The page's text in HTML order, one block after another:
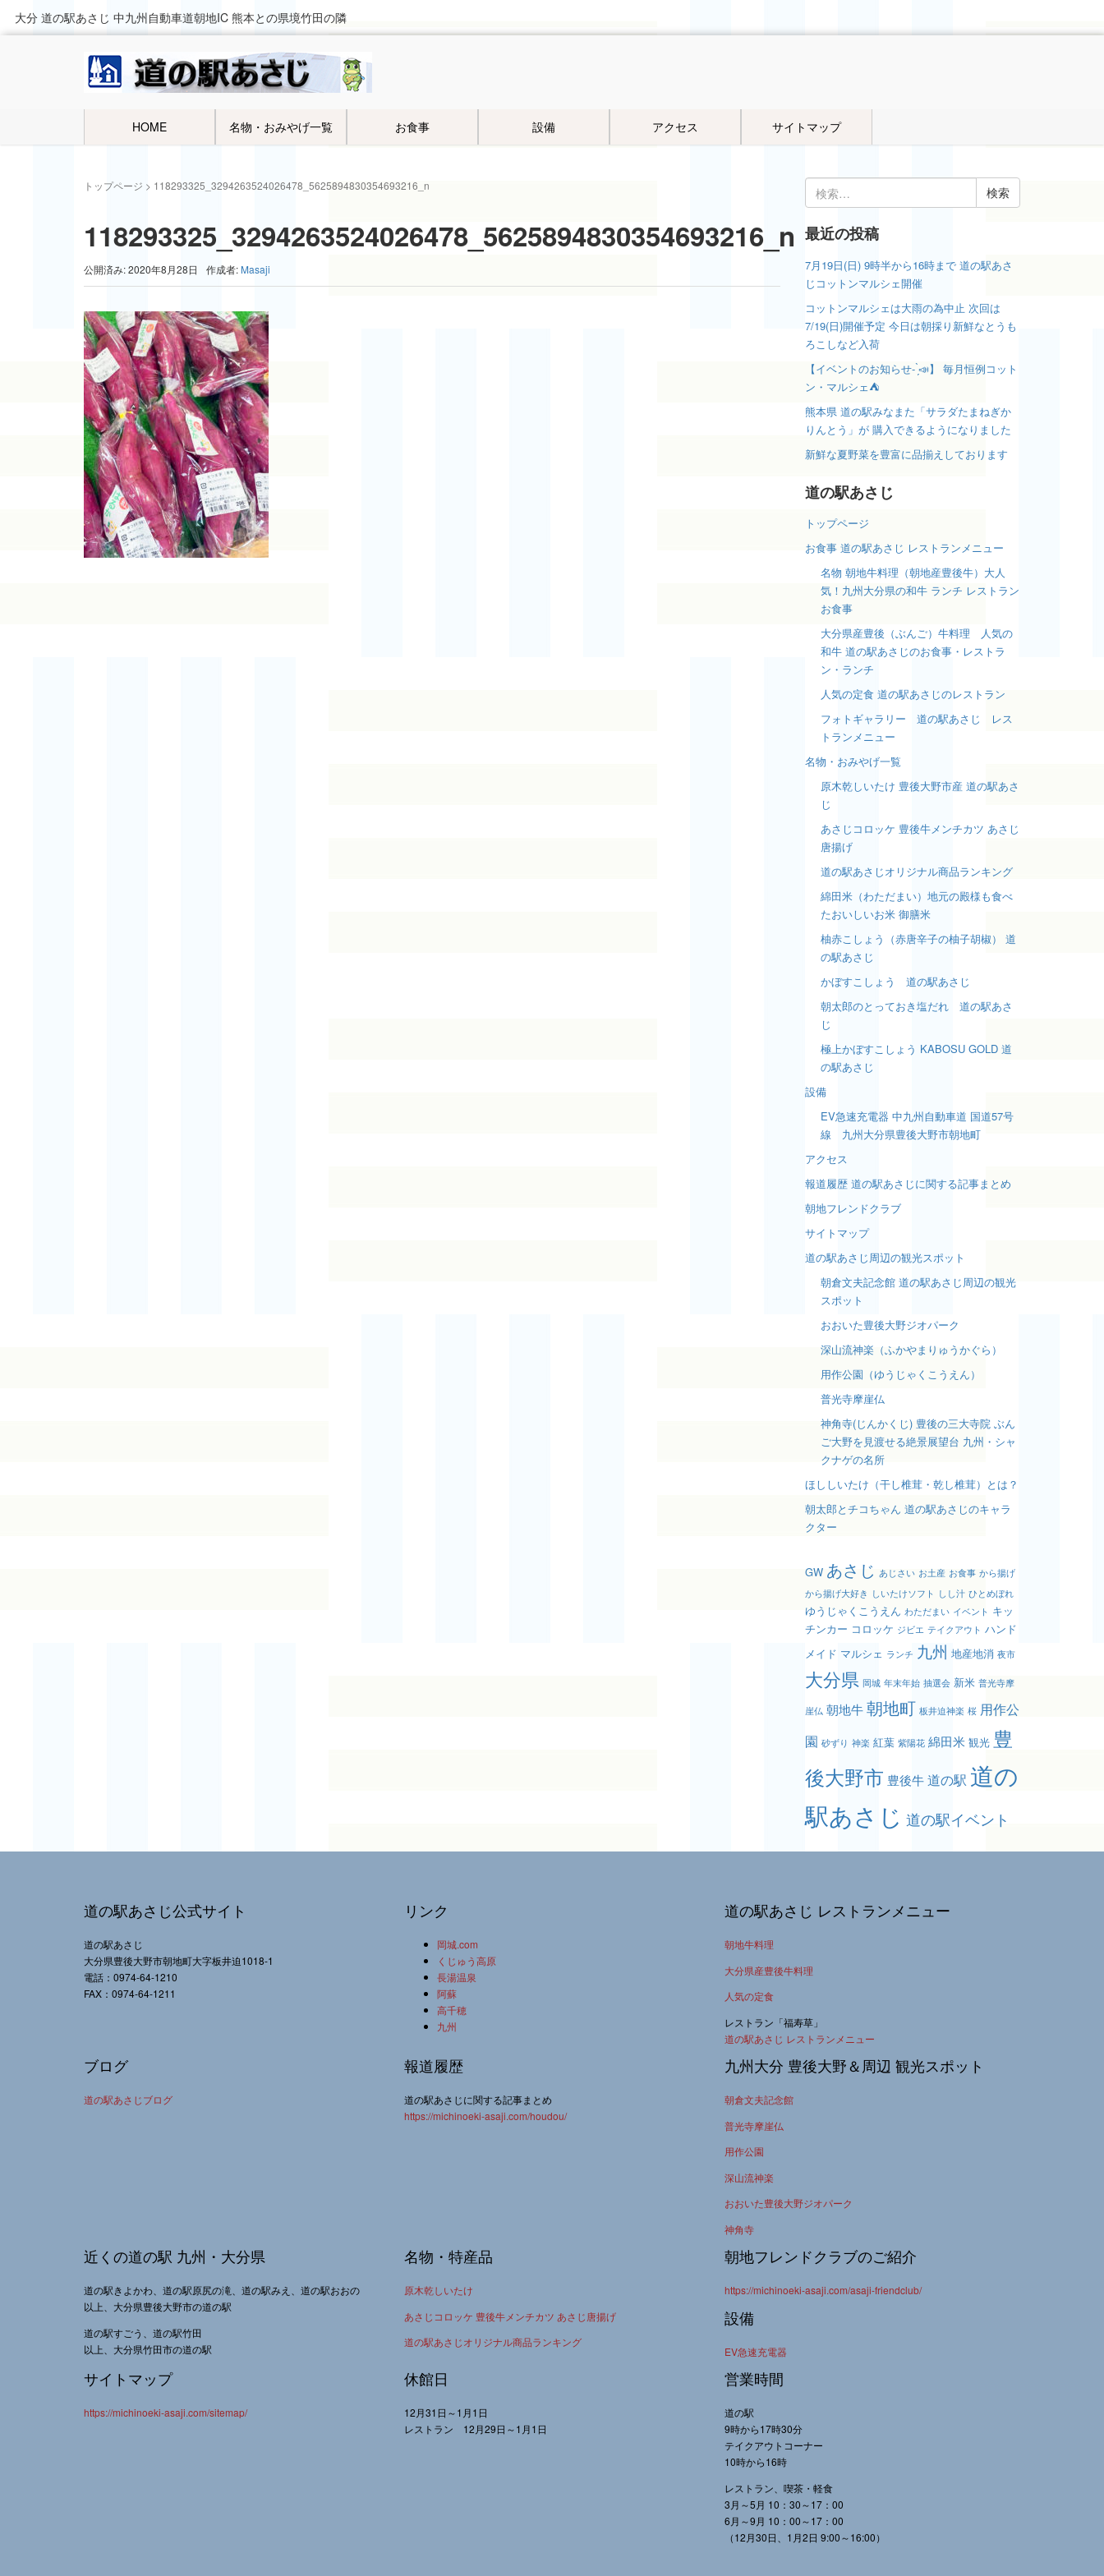
大分 道の駅あさじ 中九州自動車道朝地IC 熊本との県境竹田の隣
HOME 名物・おみやげ一覧 お食事 設備 アクセス サイトマップ
トップページ > 118293325_3294263524026478_5625894830354693216_n
118293325_3294263524026478_5625894830354693216_n
公開済み: 2020年8月28日 作成者: Masaji
検
索:
最近の投稿
7月19日(日) 9時半から16時まで 道の駅あさ
じコットンマルシェ開催
コットンマルシェは大雨の為中止 次回は
7/19(日)開催予定 今日は朝採り新鮮なとうも
ろこしなど入荷
【イベントのお知らせ- ̗̀📣】 毎月恒例コット
ン・マルシェ⛺️
熊本県 道の駅みなまた「サラダたまねぎか
りんとう」が 購入できるようになりました
新鮮な夏野菜を豊富に品揃えしております
道の駅あさじ
トップページ
お食事 道の駅あさじ レストランメニュー
名物 朝地牛料理（朝地産豊後牛）大人
気！九州大分県の和牛 ランチ レストラン
お食事
大分県産豊後（ぶんご）牛料理 人気の
和牛 道の駅あさじのお食事・レストラ
ン・ランチ
人気の定食 道の駅あさじのレストラン
フォトギャラリー 道の駅あさじ レス
トランメニュー
名物・おみやげ一覧
原木乾しいたけ 豊後大野市産 道の駅あさ
じ
あさじコロッケ 豊後牛メンチカツ あさじ
唐揚げ
道の駅あさじオリジナル商品ランキング
綿田米（わただまい）地元の殿様も食べ
たおいしいお米 御膳米
柚赤こしょう（赤唐辛子の柚子胡椒） 道
の駅あさじ
かぼすこしょう 道の駅あさじ
朝太郎のとっておき塩だれ 道の駅あさ
じ
極上かぼすこしょう KABOSU GOLD 道
の駅あさじ
設備
EV急速充電器 中九州自動車道 国道57号
線 九州大分県豊後大野市朝地町
アクセス
報道履歴 道の駅あさじに関する記事まとめ
朝地フレンドクラブ
サイトマップ
道の駅あさじ周辺の観光スポット
朝倉文夫記念館 道の駅あさじ周辺の観光
スポット
おおいた豊後大野ジオパーク
深山流神楽（ふかやまりゅうかぐら）
用作公園（ゆうじゃくこうえん）
普光寺摩崖仏
神角寺(じんかくじ) 豊後の三大寺院 ぶん
ご大野を見渡せる絶景展望台 九州・シャ
クナゲの名所
ほししいたけ（干し椎茸・乾し椎茸）とは？
朝太郎とチコちゃん 道の駅あさじのキャラ
クター
GW あさじ あじさい お土産 お食事 から揚げ
から揚げ大好き しいたけソフト しし汁 ひとめぼれ
ゆうじゃくこうえん わただまい イベント キッ
チンカー コロッケ ジビエ テイクアウト ハンド
メイド マルシェ ランチ 九州 地産地消 夜市
大分県 岡城 年末年始 抽選会 新米 普光寺摩
崖仏 朝地牛 朝地町 板井迫神楽 桜 用作公
園 砂ずり 神楽 紅葉 紫陽花 綿田米 観光 豊
後大野市 豊後牛 道の駅 道の
駅あさじ 道の駅イベント
道の駅あさじ公式サイト
道の駅あさじ
大分県豊後大野市朝地町大字板井迫1018-1
電話：0974-64-1210
FAX：0974-64-1211
リンク
岡城.com
くじゅう高原
長湯温泉
阿蘇
高千穂
九州
道の駅あさじ レストランメニュー
朝地牛料理
大分県産豊後牛料理
人気の定食
レストラン「福寿草」
道の駅あさじ レストランメニュー
ブログ
道の駅あさじブログ
報道履歴
道の駅あさじに関する記事まとめ
https://michinoeki-asaji.com/houdou/
九州大分 豊後大野＆周辺 観光スポット
朝倉文夫記念館
普光寺摩崖仏
用作公園
深山流神楽
おおいた豊後大野ジオパーク
神角寺
近くの道の駅 九州・大分県
道の駅きよかわ、道の駅原尻の滝、道の駅みえ、道の駅おおの
以上、大分県豊後大野市の道の駅
道の駅すごう、道の駅竹田
以上、大分県竹田市の道の駅
名物・特産品
原木乾しいたけ
あさじコロッケ 豊後牛メンチカツ あさじ唐揚げ
道の駅あさじオリジナル商品ランキング
朝地フレンドクラブのご紹介
https://michinoeki-asaji.com/asaji-friendclub/
設備
EV急速充電器
サイトマップ
https://michinoeki-asaji.com/sitemap/
休館日
12月31日～1月1日
レストラン 12月29日～1月1日
営業時間
道の駅
9時から17時30分
テイクアウトコーナー
10時から16時
レストラン、喫茶・軽食
3月～5月 10：30～17：00
6月～9月 10：00～17：00
（12月30日、1月2日 9:00～16:00）